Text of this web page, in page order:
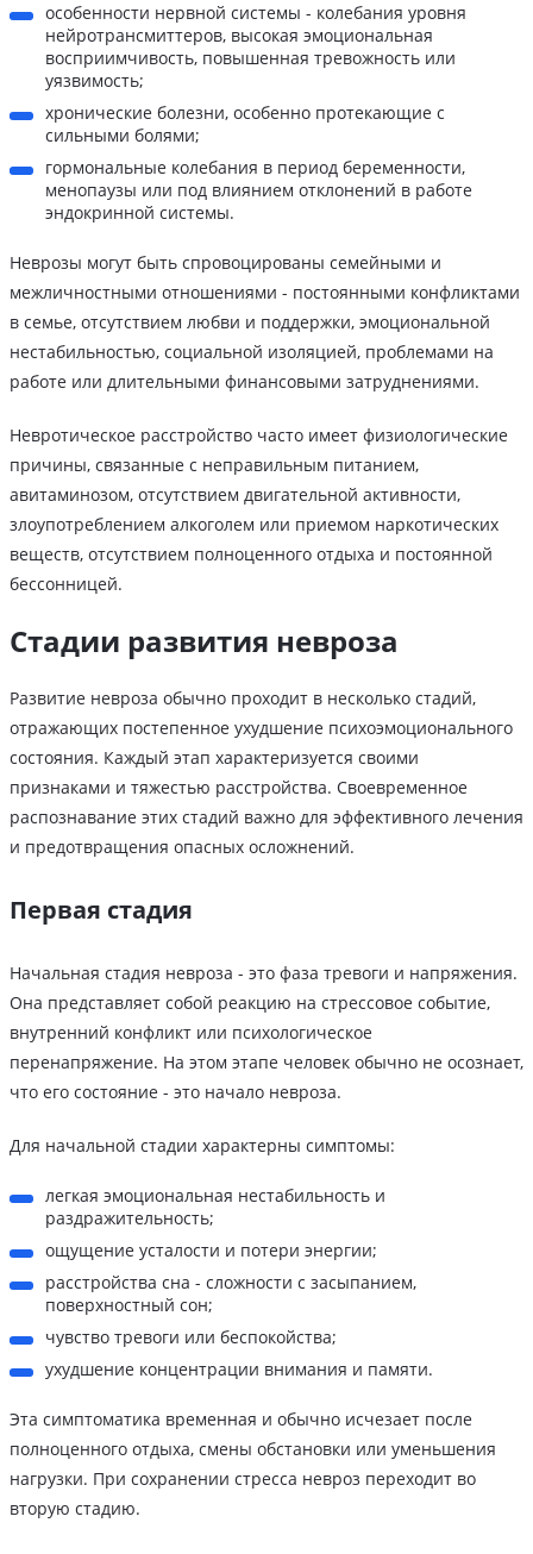
особенности нервной системы - колебания уровня
нейротрансмиттеров, высокая эмоциональная
восприимчивость, повышенная тревожность или
уязвимость;
хронические болезни, особенно протекающие с
сильными болями;
гормональные колебания в период беременности,
менопаузы или под влиянием отклонений в работе
эндокринной системы.
Неврозы могут быть спровоцированы семейными и
межличностными отношениями - постоянными конфликтами
в семье, отсутствием любви и поддержки, эмоциональной
нестабильностью, социальной изоляцией, проблемами на
работе или длительными финансовыми затруднениями.
Невротическое расстройство часто имеет физиологические
причины, связанные с неправильным питанием,
авитаминозом, отсутствием двигательной активности,
злоупотреблением алкоголем или приемом наркотических
веществ, отсутствием полноценного отдыха и постоянной
бессонницей.
Стадии развития невроза
Развитие невроза обычно проходит в несколько стадий,
отражающих постепенное ухудшение психоэмоционального
состояния. Каждый этап характеризуется своими
признаками и тяжестью расстройства. Своевременное
распознавание этих стадий важно для эффективного лечения
и предотвращения опасных осложнений.
Первая стадия
Начальная стадия невроза - это фаза тревоги и напряжения.
Она представляет собой реакцию на стрессовое событие,
внутренний конфликт или психологическое
перенапряжение. На этом этапе человек обычно не осознает,
что его состояние - это начало невроза.
Для начальной стадии характерны симптомы:
легкая эмоциональная нестабильность и
раздражительность;
ощущение усталости и потери энергии;
расстройства сна - сложности с засыпанием,
поверхностный сон;
чувство тревоги или беспокойства;
ухудшение концентрации внимания и памяти.
Эта симптоматика временная и обычно исчезает после
полноценного отдыха, смены обстановки или уменьшения
нагрузки. При сохранении стресса невроз переходит во
вторую стадию.